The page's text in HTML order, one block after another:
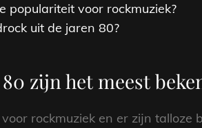
voor rockmuziek?
uit de jaren 80?
zijn het meest
rockmuziek en er zijn talloze